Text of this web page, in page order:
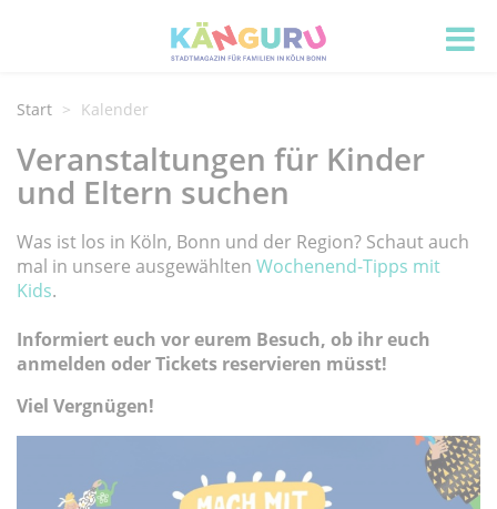
Start Kalender
Veranstaltungen für Kinder
und Eltern suchen
Was ist los in Köln, Bonn und der Region? Schaut auch
mal in unsere ausgewählten Wochenend-Tipps mit
Kids.
Informiert euch vor eurem Besuch, ob ihr euch
anmelden oder Tickets reservieren müsst!
Viel Vergnügen!